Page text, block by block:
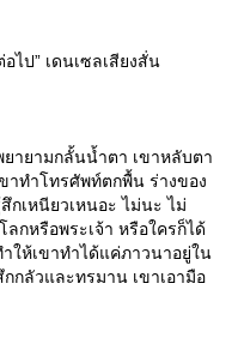
ไป” เดนเซลเสียงสั่น
ยายามกลั้นน้ำตา เขาหลับตา
าทำโทรศัพท์ตกพื้น ร่างของ
กเหนียวเหนอะ ไม่นะ ไม่
กหรือพระเจ้า หรือใครก็ได้
ให้เขาทำได้แค่ภาวนาอยู่ใน
กลัวและทรมาน เขาเอามือ